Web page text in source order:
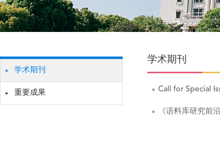
学术期刊
重要成果
学术期刊
Call for Special
《语料库研究前